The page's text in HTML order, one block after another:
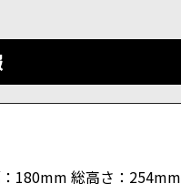
180mm 総高さ：254mm